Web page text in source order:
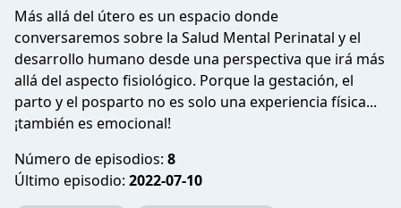
Más allá del útero es un espacio donde
conversaremos sobre la Salud Mental Perinatal y el
desarrollo humano desde una perspectiva que irá más
allá del aspecto fisiológico. Porque la gestación, el
parto y el posparto no es solo una experiencia física...
¡también es emocional!
Número de episodios: 8
Último episodio: 2022-07-10